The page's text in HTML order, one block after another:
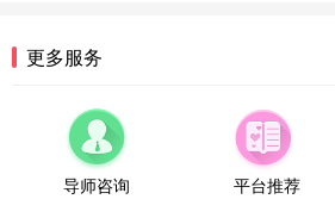
福建-厦门 159****4462
微信用户 凌乱小羊 通过
更多服务
导师咨询 平台推荐